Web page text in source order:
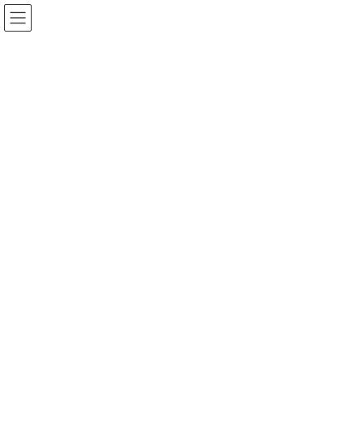
コ
ン
ナ
ビ